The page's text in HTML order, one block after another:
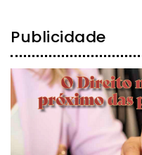
Publicidade